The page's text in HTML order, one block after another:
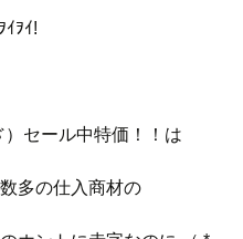
ｲｦｲ!
セール中特価！！は
多の仕入商材の